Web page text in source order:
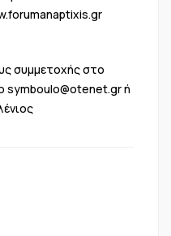
συμμετοχής στο
symboulo@otenet.grή